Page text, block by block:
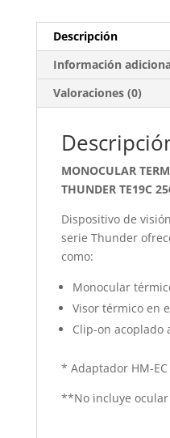
Descripción
Información
Valoraciones (0)
MONOCULAR
THUNDER TE19C
Dispositivo de
serie Thunder
como:
Monocular
Visor térmico en
Clip-on acoplado
* Adaptador HM-
**No incluye ocular